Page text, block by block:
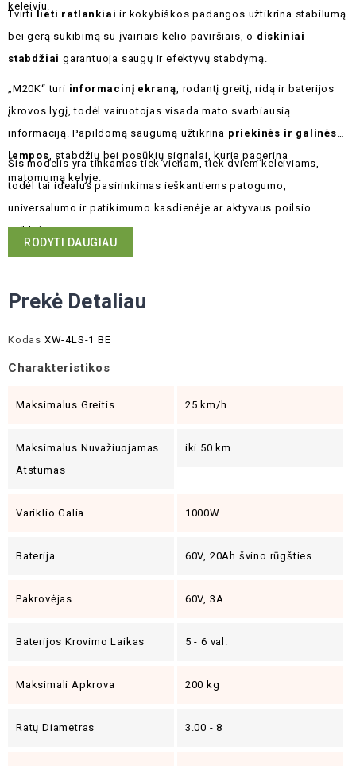
keleiviu.
Tvirti lieti ratlankiai ir kokybiškos padangos užtikrina stabilumą
bei gerą sukibimą su įvairiais kelio paviršiais, o diskiniai
stabdžiai garantuoja saugų ir efektyvų stabdymą.
„M20K“ turi informacinį ekraną , rodantį greitį, ridą ir baterijos
įkrovos lygį, todėl vairuotojas visada mato svarbiausią
informaciją. Papildomą saugumą užtikrina priekinės ir galinės
lempos , stabdžių bei posūkių signalai, kurie pagerina
matomumą kelyje.
Šis modelis yra tinkamas tiek vienam, tiek dviem keleiviams,
todėl tai idealus pasirinkimas ieškantiems patogumo,
universalumo ir patikimumo kasdienėje ar aktyvaus poilsio
veikloje.
RODYTI DAUGIAU
Prekė Detaliau
Kodas XW-4LS-1 BE
Charakteristikos
Maksimalus Greitis 25 km/h
Maksimalus Nuvažiuojamas
Atstumas
iki 50 km
Variklio Galia 1000W
Baterija 60V, 20Ah švino rūgšties
Pakrovėjas 60V, 3A
Baterijos Krovimo Laikas 5 - 6 val.
Maksimali Apkrova 200 kg
Ratų Diametras 3.00 - 8